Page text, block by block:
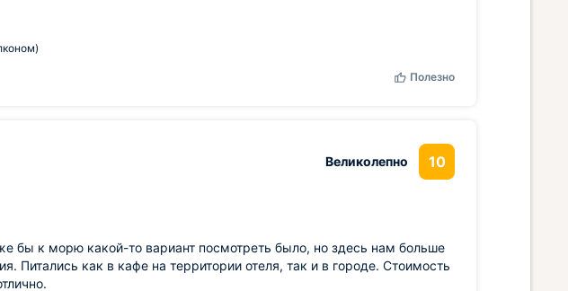
Полезно
Великолепно 10
бы к морю какой-то вариант посмотреть было, но здесь нам больше
Питались как в кафе на территории отеля, так и в городе. Стоимость